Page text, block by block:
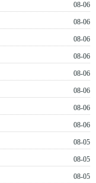
08-06
08-06
08-06
08-06
08-06
08-06
08-06
08-06
08-05
08-05
08-05